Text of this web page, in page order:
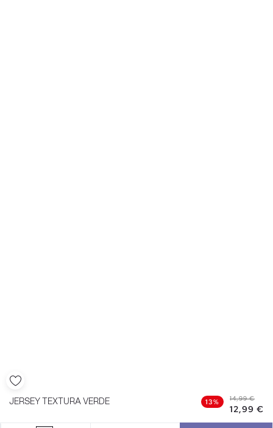
JERSEY TEXTURA VERDE 13% 14,99 €
12,99 €